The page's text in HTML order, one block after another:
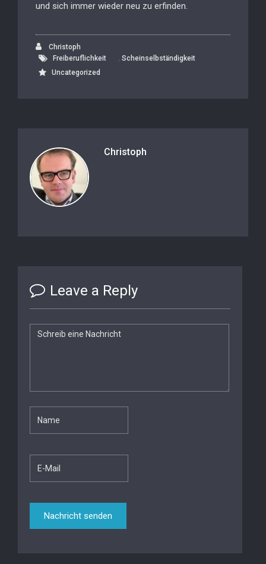
und sich immer wieder neu zu erfinden.
Christoph
Freiberuflichkeit
, Scheinselbständigkeit
Uncategorized
Christoph
Leave a Reply